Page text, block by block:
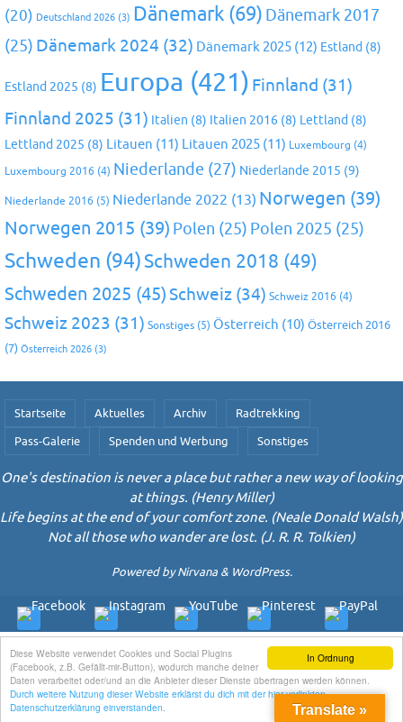
In Ordnung
Diese Website verwendet Cookies und Social Plugins
(Facebook, z.B. Gefällt-mir-Button), wodurch manche deiner
Daten verarbeitet oder/und an die Anbieter dieser Dienste übertragen werden können.
Durch weitere Nutzung dieser Website erklärst du dich mit der hier verlinkten
Datenschutzerklärung einverstanden.
(20) Deutschland 2026 (3) Dänemark (69) Dänemark 2017
(25) Dänemark 2024 (32) Dänemark 2025 (12) Estland (8)
Estland 2025 (8) Europa (421) Finnland (31)
Finnland 2025 (31) Italien (8) Italien 2016 (8) Lettland (8)
Lettland 2025 (8) Litauen (11) Litauen 2025 (11) Luxembourg (4)
Luxembourg 2016 (4) Niederlande (27) Niederlande 2015 (9)
Niederlande 2016 (5) Niederlande 2022 (13) Norwegen (39)
Norwegen 2015 (39) Polen (25) Polen 2025 (25)
Schweden (94)Schweden 2018 (49)
Schweden 2025 (45)Schweiz (34) Schweiz 2016 (4)
Schweiz 2023 (31) Sonstiges (5) Österreich (10) Österreich 2016
(7) Österreich 2026 (3)
Startseite Aktuelles Archiv
Radtrekking
Pass-Galerie
Spenden und Werbung Sonstiges
One's destination is never a place but rather a new way of looking
at things. (Henry Miller)
Life begins at the end of your comfort zone. (Neale Donald Walsh)
Not all those who wander are lost. (J. R. R. Tolkien)
Powered byNirvana& WordPress.
Translate »